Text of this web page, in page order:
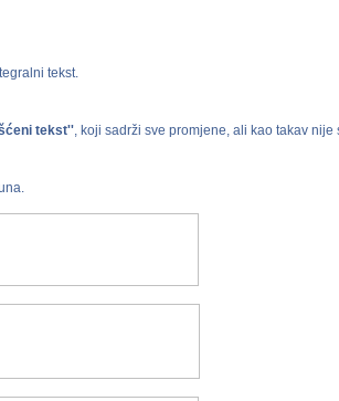
tekst.
tekst'', koji sadrži sve promjene, ali kao takav